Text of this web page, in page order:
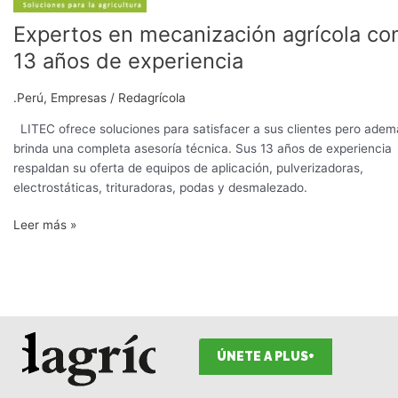
Expertos en mecanización agrícola
13 años de experiencia
.Perú, Empresas / Redagrícola
LITEC ofrece soluciones para satisfacer a sus clientes pero
brinda una completa asesoría técnica. Sus 13 años de experiencia
respaldan su oferta de equipos de aplicación, pulverizadoras,
electrostáticas, trituradoras, podas y desmalezado.
mecanización
agrícola
con
13
experiencia
Leer más »
ÚNETE A PLUS+